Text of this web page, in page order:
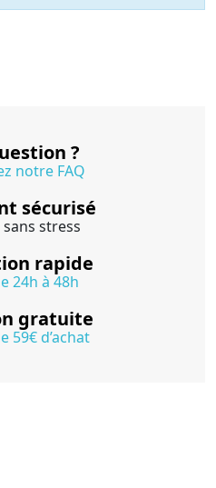
?
notre FAQ
sécurisé
stress
rapide
24h à 48h
gratuite
59€ d’achat